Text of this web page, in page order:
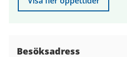
Besöksadress